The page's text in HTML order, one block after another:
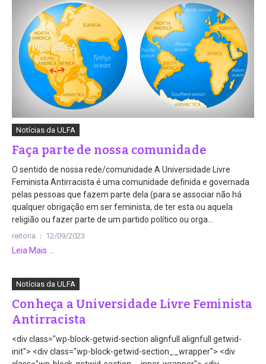
Notícias da ULFA
Faça parte de nossa comunidade
O sentido de nossa rede/comunidade A Universidade Livre
Feminista Antirracista é uma comunidade definida e governada
pelas pessoas que fazem parte dela (para se associar não há
qualquer obrigação em ser feminista, de ter esta ou aquela
religião ou fazer parte de um partido político ou orga...
reitoria 12/09/2023
Leia Mais ...
Notícias da ULFA
Conheça a Universidade Livre Feminista
Antirracista
<div class="wp-block-getwid-section alignfull alignfull getwid-
init"> <div class="wp-block-getwid-section__wrapper"> <div